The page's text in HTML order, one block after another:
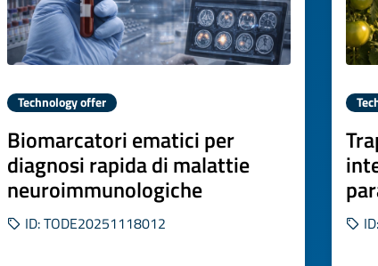
Technology offer
Biomarcatori ematici per
diagnosi rapida di malattie
neuroimmunologiche
ID: TODE20251118012